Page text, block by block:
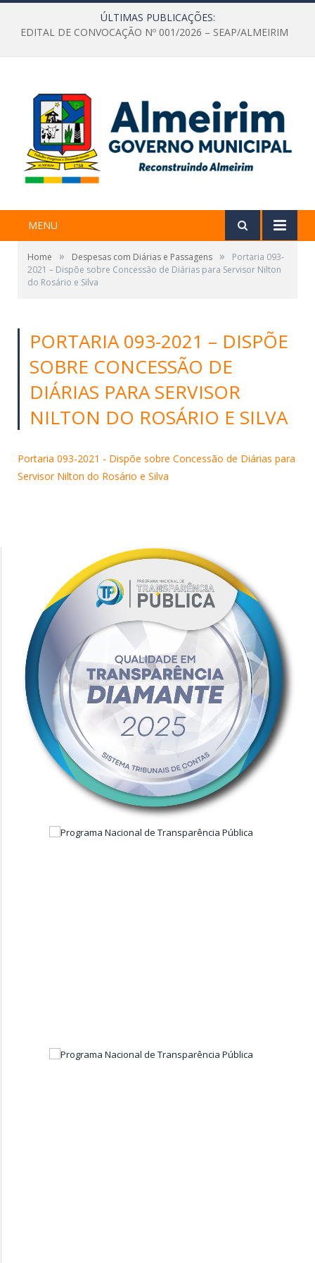
ÚLTIMAS PUBLICAÇÕES:
EDITAL DE CONVOCAÇÃO Nº 001/2026 – SEAP/ALMEIRIM
MENU
Home » Despesas com Diárias e Passagens »
Portaria 093-
2021 – Dispõe sobre Concessão de Diárias para Servisor Nilton
do Rosário e Silva
PORTARIA 093-2021 – DISPÕE
SOBRE CONCESSÃO DE
DIÁRIAS PARA SERVISOR
NILTON DO ROSÁRIO E SILVA
Portaria 093-2021 - Dispõe sobre Concessão de Diárias para
Servisor Nilton do Rosário e Silva